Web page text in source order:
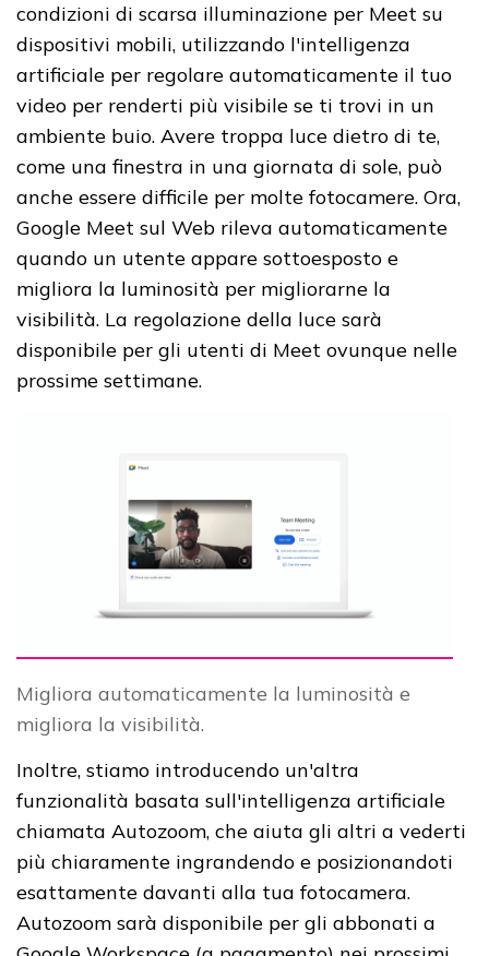
condizioni di scarsa illuminazione per Meet su
dispositivi mobili, utilizzando l'intelligenza
artificiale per regolare automaticamente il tuo
video per renderti più visibile se ti trovi in ​​un
ambiente buio. Avere troppa luce dietro di te,
come una finestra in una giornata di sole, può
anche essere difficile per molte fotocamere. Ora,
Google Meet sul Web rileva automaticamente
quando un utente appare sottoesposto e
migliora la luminosità per migliorarne la
visibilità. La regolazione della luce sarà
disponibile per gli utenti di Meet ovunque nelle
prossime settimane.
Migliora automaticamente la luminosità e
migliora la visibilità.
Inoltre, stiamo introducendo un'altra
funzionalità basata sull'intelligenza artificiale
chiamata Autozoom, che aiuta gli altri a vederti
più chiaramente ingrandendo e posizionandoti
esattamente davanti alla tua fotocamera.
Autozoom sarà disponibile per gli abbonati a